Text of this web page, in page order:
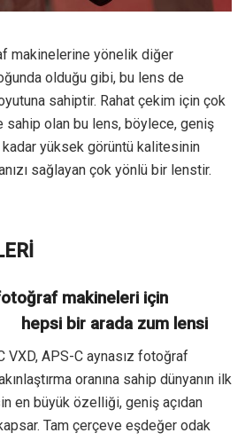
makinelerine yönelik diğer
olduğu gibi, bu lens de
sahiptir. Rahat çekim için çok
olan bu lens, böylece, geniş
yüksek görüntü kalitesinin
sağlayan çok yönlü bir lenstir.
makineleri için
hepsi bir arada zum lensi
VXD, APS-C aynasız fotoğraf
oranına sahip dünyanın ilk
en büyük özelliği, geniş açıdan
Tam çerçeve eşdeğer odak